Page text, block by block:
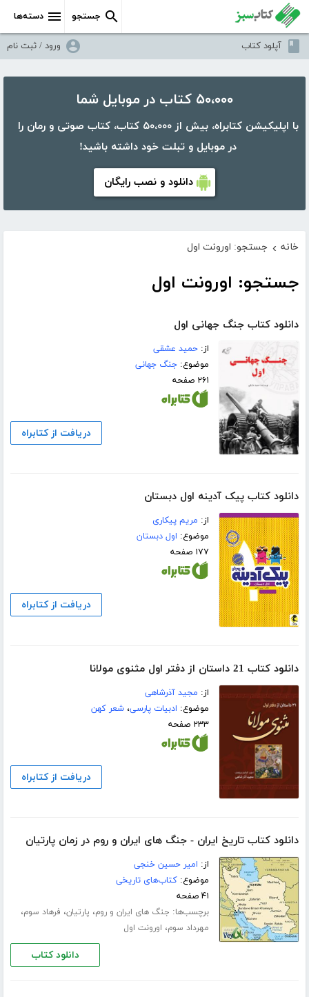
دسته‌ها جستجو
آپلود کتاب ورود / ثبت نام
۵۰،۰۰۰ کتاب در موبایل شما
با اپلیکیشن کتابراه، بیش از ۵۰،۰۰۰ کتاب، کتاب صوتی و رمان را
در موبایل و تبلت خود داشته باشید!
دانلود و نصب رایگان
خانه › جستجو: اورونت اول
جستجو: اورونت اول
دانلود کتاب جنگ جهانی اول
از:حمید عشقی
موضوع:جنگ جهانی
۲۶۱ صفحه
دریافت از کتابراه
دانلود کتاب پیک آدینه اول دبستان
از: مریم پیکاری
موضوع: اول دبستان
۱۷۷ صفحه
دریافت از کتابراه
دانلود کتاب 21 داستان از دفتر اول مثنوی مولانا
از: مجید آذرشاهی
موضوع: ادبیات پارسی،شعر کهن
۲۳۳ صفحه
دریافت از کتابراه
دانلود کتاب تاریخ ایران - جنگ های ایران و روم در زمان پارتیان
از: امیر حسین خنجی
موضوع:کتاب‌های تاریخی
۴۱ صفحه
برچسب‌ها: جنگ های ایران و روم، پارتیان، فرهاد سوم،
مهرداد سوم، اورونت اول
دانلود کتاب